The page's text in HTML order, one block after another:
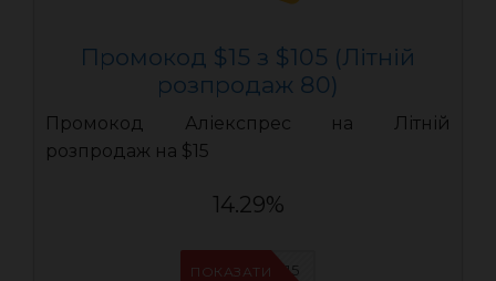
Промокод $15 з $105 (Літній
розпродаж 80)
Промокод Аліекспрес на Літній
розпродаж на $15
14.29%
LR15
ПОКАЗАТИ